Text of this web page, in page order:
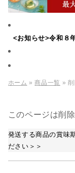
<お知らせ>令和８
ホーム »商品一覧 » 削
このページは削
発送する商品の賞味
ださい＞＞